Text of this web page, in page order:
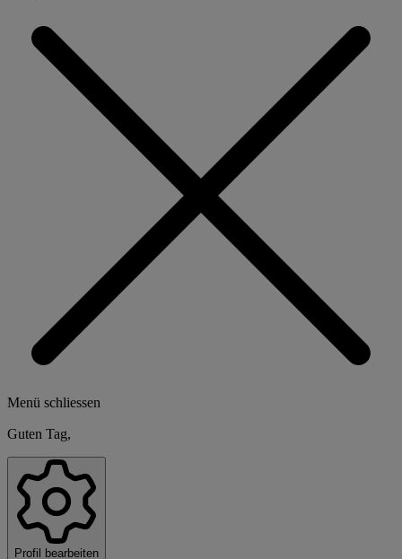
Menü schliessen
Guten Tag,
Profil bearbeiten